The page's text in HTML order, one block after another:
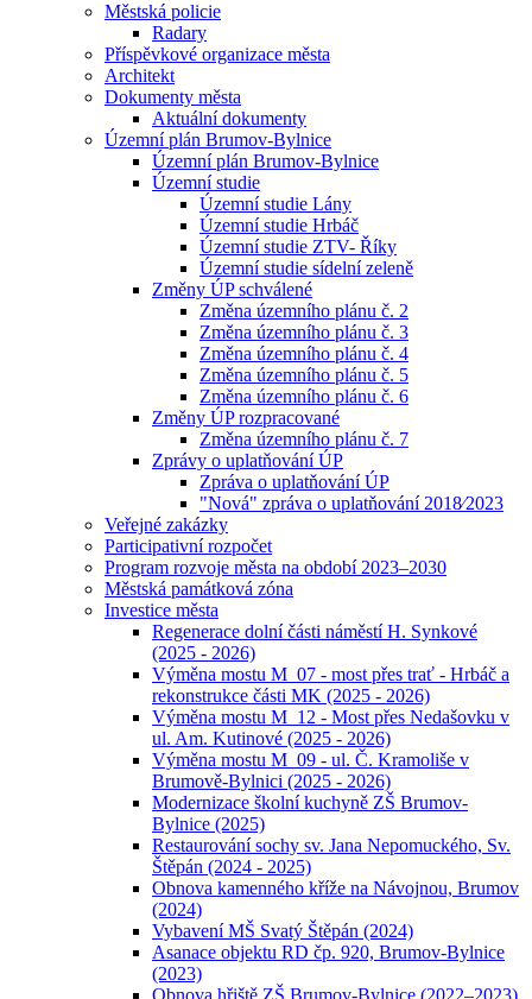
Městská policie
Radary
Příspěvkové organizace města
Architekt
Dokumenty města
Aktuální dokumenty
Územní plán Brumov-Bylnice
Územní plán Brumov-Bylnice
Územní studie
Územní studie Lány
Územní studie Hrbáč
Územní studie ZTV- Říky
Územní studie sídelní zeleně
Změny ÚP schválené
Změna územního plánu č. 2
Změna územního plánu č. 3
Změna územního plánu č. 4
Změna územního plánu č. 5
Změna územního plánu č. 6
Změny ÚP rozpracované
Změna územního plánu č. 7
Zprávy o uplatňování ÚP
Zpráva o uplatňování ÚP
"Nová" zpráva o uplatňování 2018⁄2023
Veřejné zakázky
Participativní rozpočet
Program rozvoje města na období 2023–2030
Městská památková zóna
Investice města
Regenerace dolní části náměstí H. Synkové
(2025 - 2026)
Výměna mostu M_07 - most přes trať - Hrbáč a
rekonstrukce části MK (2025 - 2026)
Výměna mostu M_12 - Most přes Nedašovku v
ul. Am. Kutinové (2025 - 2026)
Výměna mostu M_09 - ul. Č. Kramoliše v
Brumově-Bylnici (2025 - 2026)
Modernizace školní kuchyně ZŠ Brumov-
Bylnice (2025)
Restaurování sochy sv. Jana Nepomuckého, Sv.
Štěpán (2024 - 2025)
Obnova kamenného kříže na Návojnou, Brumov
(2024)
Vybavení MŠ Svatý Štěpán (2024)
Asanace objektu RD čp. 920, Brumov-Bylnice
(2023)
Obnova hřiště ZŠ Brumov-Bylnice (2022–2023)